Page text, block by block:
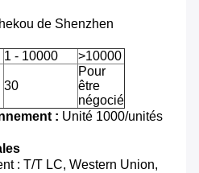
de Shenzhen
1 - 10000 >10000
30
Pour
être
négocié
: Unité 1000/unités
: T/T LC, Western Union,